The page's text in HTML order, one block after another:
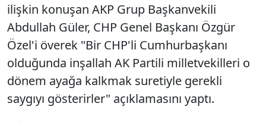
ilişkin konuşan AKP Grup Başkanvekili
Abdullah Güler, CHP Genel Başkanı Özgür
Özel'i överek "Bir CHP'li Cumhurbaşkanı
olduğunda inşallah AK Partili milletvekilleri o
dönem ayağa kalkmak suretiyle gerekli
saygıyı gösterirler" açıklamasını yaptı.